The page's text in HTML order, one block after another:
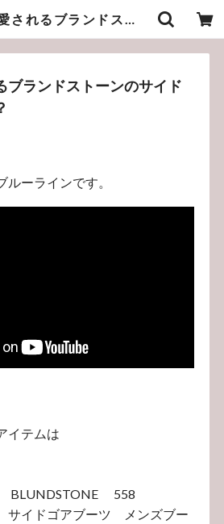
世界中で愛されるブランドストーンのサイドゴアブーツとは？ | bluelineshop
ブランドストーンのサイド
ーラインです。
イテムは
BLUNDSTONE 558
サイドゴアブーツ メンズブー